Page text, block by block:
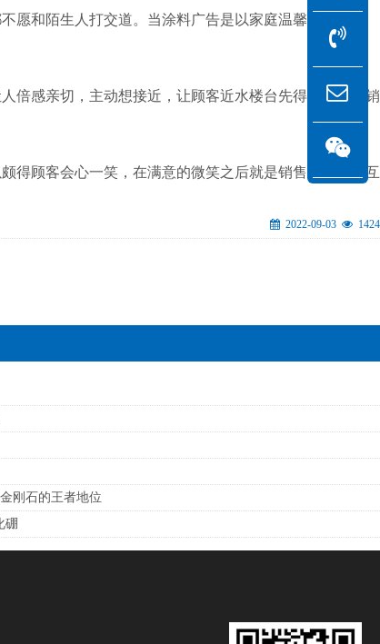
和陌生人打交道。当涂料广告是以家庭温馨为卖点时
倍感亲切，主动想接近，让顾客近水楼台先得月。通过销
得顾客会心一笑，在满意的微笑之后就是销售的开始。互
2022-09-03 1424
刚石的王者地位
硼